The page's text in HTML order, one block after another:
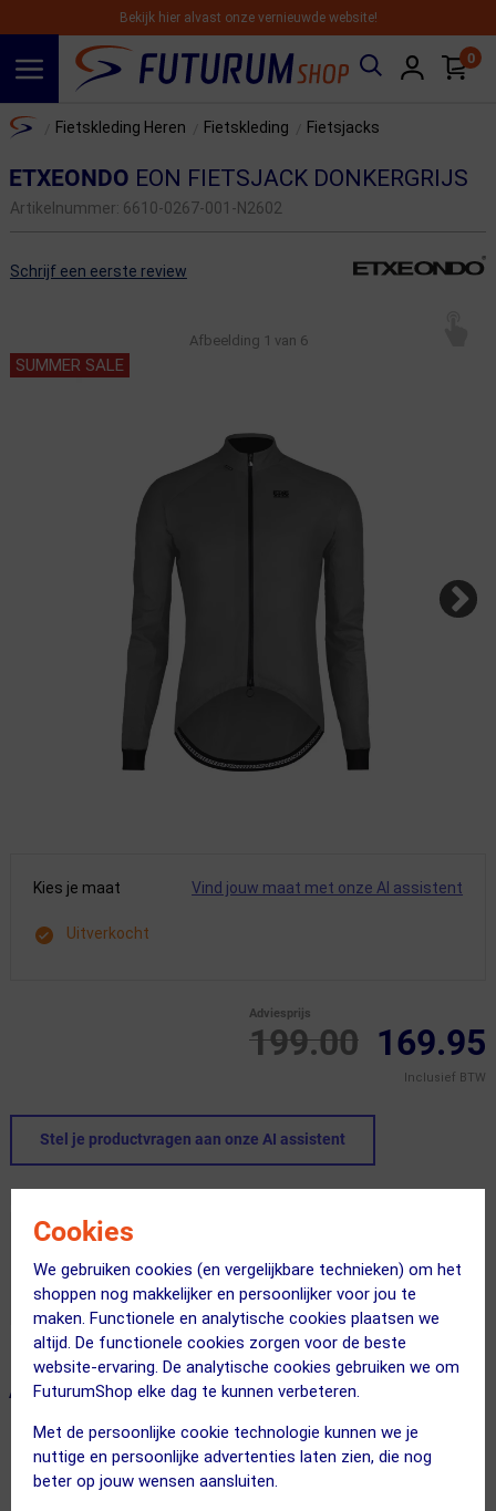
Cookies
We gebruiken cookies (en vergelijkbare technieken) om het
shoppen nog makkelijker en persoonlijker voor jou te
maken. Functionele en analytische cookies plaatsen we
altijd. De functionele cookies zorgen voor de beste
website-ervaring. De analytische cookies gebruiken we om
FuturumShop elke dag te kunnen verbeteren.
Met de persoonlijke cookie technologie kunnen we je
nuttige en persoonlijke advertenties laten zien, die nog
beter op jouw wensen aansluiten.
Bekijk hier alvast onze vernieuwde website!
0
Home Fietskleding Heren Fietskleding Fietsjacks
ETXEONDO EON FIETSJACK DONKERGRIJS
Artikelnummer: 6610-0267-001-N2602
Schrijf een eerste review
Afbeelding 1 van 6
SUMMER SALE
Kies je maat Vind jouw maat met onze AI assistent
Uitverkocht
199.00
Adviesprijs
169.95
Inclusief BTW
Stel je productvragen aan onze AI assistent
ALTERNATIEVE PRODUCTEN
SUMMER SALE SUMMER SALE